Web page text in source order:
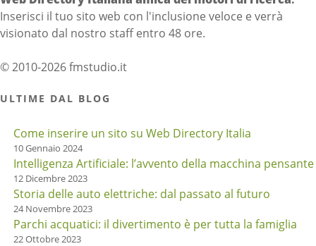
Inserisci il tuo sito web con l'inclusione veloce e verrà
visionato dal nostro staff entro 48 ore.
© 2010-2026 fmstudio.it
ULTIME DAL BLOG
Come inserire un sito su Web Directory Italia
10 Gennaio 2024
Intelligenza Artificiale: l’avvento della macchina pensante
12 Dicembre 2023
Storia delle auto elettriche: dal passato al futuro
24 Novembre 2023
Parchi acquatici: il divertimento è per tutta la famiglia
22 Ottobre 2023